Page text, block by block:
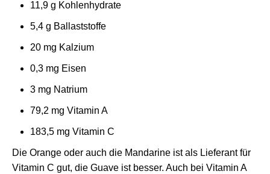
11,9 g Kohlenhydrate
5,4 g Ballaststoffe
20 mg Kalzium
0,3 mg Eisen
3 mg Natrium
79,2 mg Vitamin A
183,5 mg Vitamin C
Die Orange oder auch die Mandarine ist als Lieferant für
Vitamin C gut, die Guave ist besser. Auch bei Vitamin A